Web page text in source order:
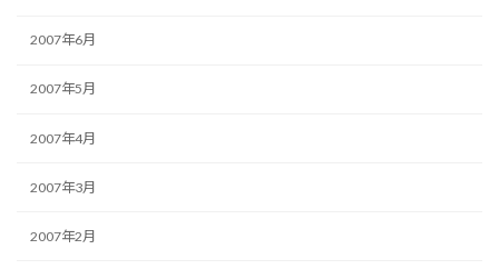
2007年6月
2007年5月
2007年4月
2007年3月
2007年2月